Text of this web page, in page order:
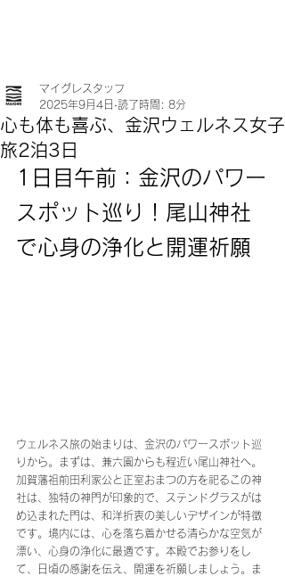
心も体も喜ぶ、金沢ウェルネス女子
旅2泊3日
マイグレスタッフ
2025年9月4日 読了時間: 8分
1日目午前：金沢のパワー
スポット巡り！尾山神社
で心身の浄化と開運祈願
ウェルネス旅の始まりは、金沢のパワースポット巡
りから。まずは、兼六園からも程近い尾山神社へ。
加賀藩祖前田利家公と正室おまつの方を祀るこの神
社は、独特の神門が印象的で、ステンドグラスがは
め込まれた門は、和洋折衷の美しいデザインが特徴
です。境内には、心を落ち着かせる清らかな空気が
漂い、心身の浄化に最適です。本殿でお参りをし
て、日頃の感謝を伝え、開運を祈願しましょう。ま